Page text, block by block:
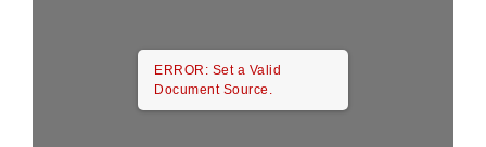
ERROR: Set a Valid
Document Source.